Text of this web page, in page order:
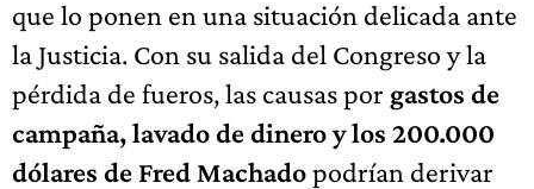
que lo ponen en una situación delicada ante
la Justicia. Con su salida del Congreso y la
pérdida de fueros, las causas por gastos de
campaña, lavado de dinero y los 200.000
dólares de Fred Machadopodrían derivar